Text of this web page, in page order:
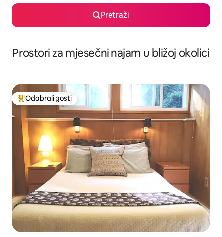
Pretraži
Prostori za mjesečni najam u bližoj okolici
Među najviše rangiranima s oznakom „Odabrali gosti”
Odabrali gosti